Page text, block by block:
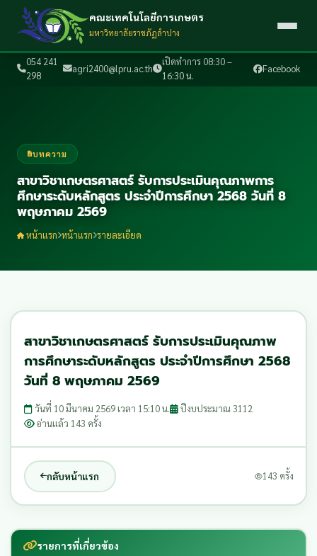
054 241
298
agri2400@lpru.ac.th
เปิดทำการ 08:30 –
16:30 น.
Facebook
คณะเทคโนโลยีการเกษตร
มหาวิทยาลัยราชภัฏลำปาง
บทความ
สาขาวิชาเกษตรศาสตร์ รับการประเมินคุณภาพการ
ศึกษาระดับหลักสูตร ประจำปีการศึกษา 2568 วันที่ 8
พฤษภาคม 2569
หน้าแรก หน้าแรก รายละเอียด
สาขาวิชาเกษตรศาสตร์ รับการประเมินคุณภาพ
การศึกษาระดับหลักสูตร ประจำปีการศึกษา 2568
วันที่ 8 พฤษภาคม 2569
วันที่ 10 มีนาคม 2569 เวลา 15:10 น.
ปีงบประมาณ 3112
อ่านแล้ว 143 ครั้ง
กลับหน้าแรก 143 ครั้ง
รายการที่เกี่ยวข้อง